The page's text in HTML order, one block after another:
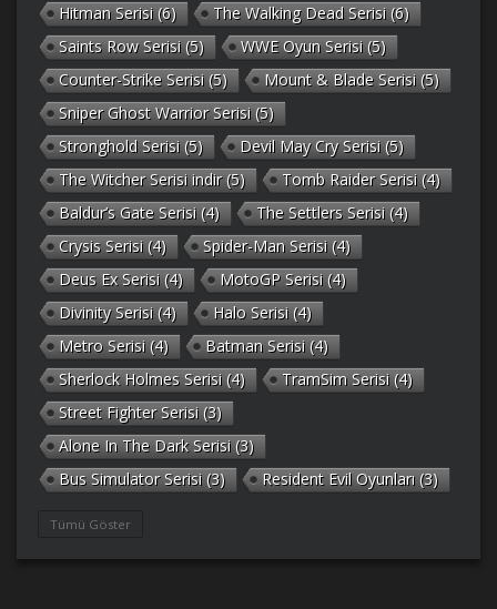
Hitman Serisi (6) The Walking Dead Serisi (6)
Saints Row Serisi (5) WWE Oyun Serisi (5)
Counter-Strike Serisi (5) Mount & Blade Serisi (5)
Sniper Ghost Warrior Serisi (5)
Stronghold Serisi (5) Devil May Cry Serisi (5)
The Witcher Serisi indir(5) Tomb Raider Serisi (4)
Baldur’s Gate Serisi (4) The Settlers Serisi (4)
Crysis Serisi (4) Spider-Man Serisi (4)
Deus Ex Serisi (4) MotoGP Serisi (4)
Divinity Serisi (4) Halo Serisi (4)
Metro Serisi (4) Batman Serisi (4)
Sherlock Holmes Serisi (4) TramSim Serisi (4)
Street Fighter Serisi (3)
Alone In The Dark Serisi (3)
Bus Simulator Serisi (3) Resident Evil Oyunları (3)
Tümü Göster